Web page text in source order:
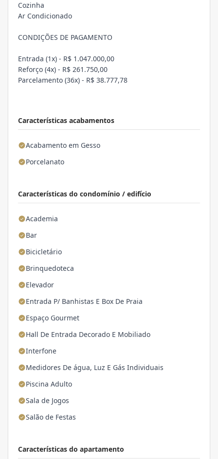
Características acabamentos
Acabamento em Gesso
Porcelanato
Características do condomínio / edifício
Academia
Bar
Bicicletário
Brinquedoteca
Elevador
Entrada P/ Banhistas E Box De Praia
Espaço Gourmet
Hall De Entrada Decorado E Mobiliado
Interfone
Medidores De água, Luz E Gás Individuais
Piscina Adulto
Sala de Jogos
Salão de Festas
Características do apartamento
Cozinha
Ar Condicionado
CONDIÇÕES DE PAGAMENTO
Entrada (1x) - R$ 1.047.000,00
Reforço (4x) - R$ 261.750,00
Parcelamento (36x) - R$ 38.777,78